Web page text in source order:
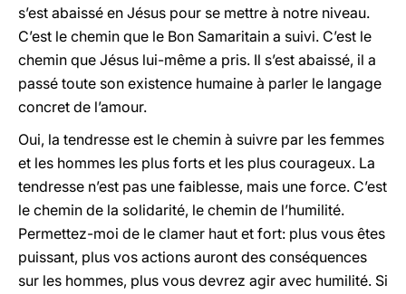
s’est abaissé en Jésus pour se mettre à notre niveau.
C’est le chemin que le Bon Samaritain a suivi. C’est le
chemin que Jésus lui-même a pris. Il s’est abaissé, il a
passé toute son existence humaine à parler le langage
concret de l’amour.
Oui, la tendresse est le chemin à suivre par les femmes
et les hommes les plus forts et les plus courageux. La
tendresse n’est pas une faiblesse, mais une force. C’est
le chemin de la solidarité, le chemin de l’humilité.
Permettez-moi de le clamer haut et fort: plus vous êtes
puissant, plus vos actions auront des conséquences
sur les hommes, plus vous devrez agir avec humilité. Si